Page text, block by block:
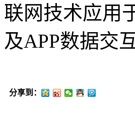
联网技术应用
及APP数据交
分享到：